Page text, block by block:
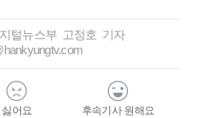
털뉴스부 고정호 기자
싫어요
후속기사 원해요